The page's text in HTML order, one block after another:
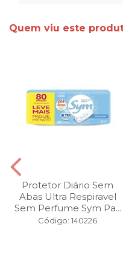
Quem viu este
Protetor Diário Sem
Abas Ultra Respiravel
Sem Perfume Sym Pa...
Código: 140226